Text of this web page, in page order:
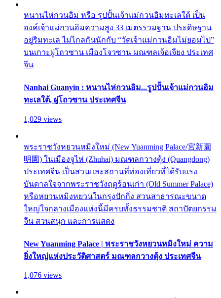
หนานไห่กวนอิม หรือ รูปปั้นเจ้าแม่กวนอิมทะเลใต้ เป็น
องค์เจ้าแม่กวนอิมความสูง 33 เมตรรวมฐาน ประดิษฐาน
อยู่ริมทะเล ไม่ไกลกันนักกับ “วัดเจ้าแม่กวนอิมไม่ยอมไป”
บนเกาะผู่โถวซาน เมืองโจวซาน มณฑลเจ้อเจียง ประเทศ
จีน
Nanhai Guanyin : หนานไห่กวนอิม...รูปปั้นเจ้าแม่กวนอิม
ทะเลใต้, ผู่โถวซาน ประเทศจีน
1,029 views
พระราชวังหยวนหมิงใหม่ (New Yuanming Palace/宮新園
明園) ในเมืองจูไห่ (Zhuhai) มณฑลกวางตุ้ง (Quangdong)
ประเทศจีน เป็นสวนและสถานที่ท่องเที่ยวที่ได้รับแรง
บันดาลใจจากพระราชวังฤดูร้อนเก่า (Old Summer Palace)
หรือหยวนหมิงหยวนในกรุงปักกิ่ง สวนสาธารณะขนาด
ใหญ่ใจกลางเมืองแห่งนี้มีครบทั้งธรรมชาติ สถาปัตยกรรม
จีน สวนสนุก และการแสดง
New Yuanming Palace | พระราชวังหยวนหมิงใหม่ ความ
ยิ่งใหญ่แห่งประวัติศาสตร์ มณฑลกวางตุ้ง ประเทศจีน
1,076 views